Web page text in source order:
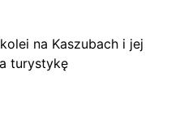
na Kaszubach i jej
turystykę